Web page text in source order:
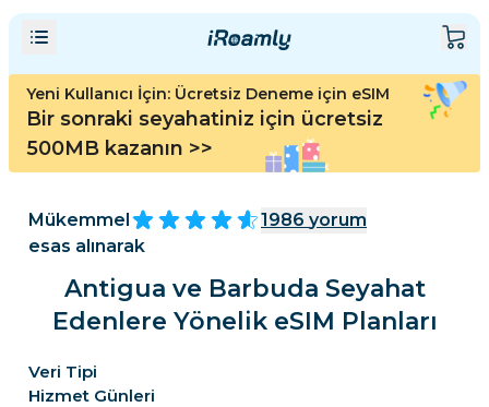
Yeni Kullanıcı İçin: Ücretsiz Deneme için eSIM
Bir sonraki seyahatiniz için ücretsiz
500MB kazanın >>
Mükemmel 1986 yorum
esas alınarak
Antigua ve Barbuda Seyahat
Edenlere Yönelik eSIM Planları
Veri Tipi
Hizmet Günleri